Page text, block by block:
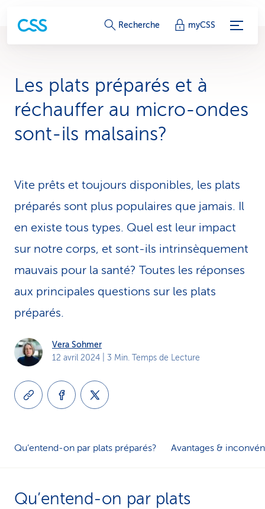
L
s
d
s
e
r
Recherche myCSS
Les plats préparés et à
réchauffer au micro-ondes
sont-ils malsains?
Vite prêts et toujours disponibles, les plats
préparés sont plus populaires que jamais. Il
en existe tous types. Quel est leur impact
sur notre corps, et sont-ils intrinsèquement
mauvais pour la santé? Toutes les réponses
aux principales questions sur les plats
préparés.
Vera Sohmer
12 avril 2024 | 3 Min. Temps de Lecture
Qu’entend-on par plats préparés? Avantages &
Qu’entend-on par plats